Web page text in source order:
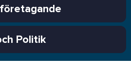
Politik